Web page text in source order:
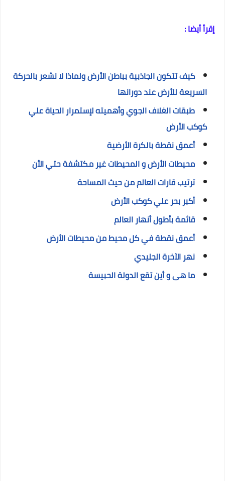
إقرأ أيضا :
كيف تتكون الجاذبية بباطن الأرض ولماذا لا نشعر بالحركة
السريعة للأرض عند دورانها
طبقات الغلاف الجوي وأهميته لإستمرار الحياة علي
كوكب الأرض
أعمق نقطة بالكرة الأرضية
محيطات الأرض و المحيطات غير مكتشفة حتي الأن
ترتيب قارات العالم من حيث المساحة
أكبر بحر علي كوكب الأرض
قائمة بأطول أنهار العالم
أعمق نقطة في كل محيط من محيطات الأرض
نهر الآخرة الجليدي
ما هى و أين تقع الدولة الحبيسة